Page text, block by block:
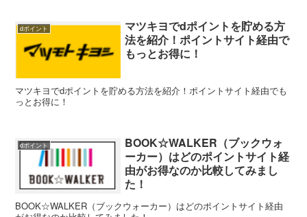
dポイント
マツキヨでdポイントを貯める方
法を紹介！ポイントサイト経由で
もっとお得に！
マツキヨでdポイントを貯める方法を紹介！ポイントサイト経由でも
っとお得に！
dポイント
BOOK☆WALKER（ブックウォ
ーカー）はどのポイントサイト経
由がお得なのか比較してみまし
た！
BOOK☆WALKER（ブックウォーカー）はどのポイントサイト経由